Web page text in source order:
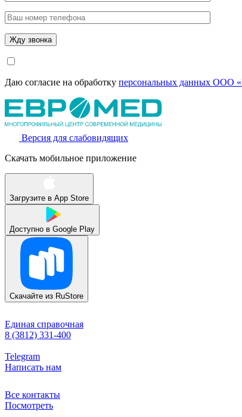
Даю согласие на обработку персональных данных ООО
Версия для слабовидящих
Скачать мобильное приложение
Загрузите в App Store
Доступно в Google Play
Скачайте из RuStore
Единая справочная
8 (3812) 331-400
Telegram
Написать нам
Все контакты
Посмотреть